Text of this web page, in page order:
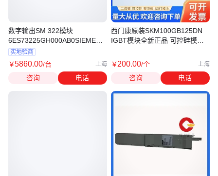
数字输出SM 322模块
6ES73225GH000AB0SIEMENS
西门子PLC模块
实地验商
￥5860.00/台 上海
咨询 电话
西门康原装SKM100GB125DN
IGBT模块全新正品 可控硅模块
￥200.00/个 上海
咨询 电话